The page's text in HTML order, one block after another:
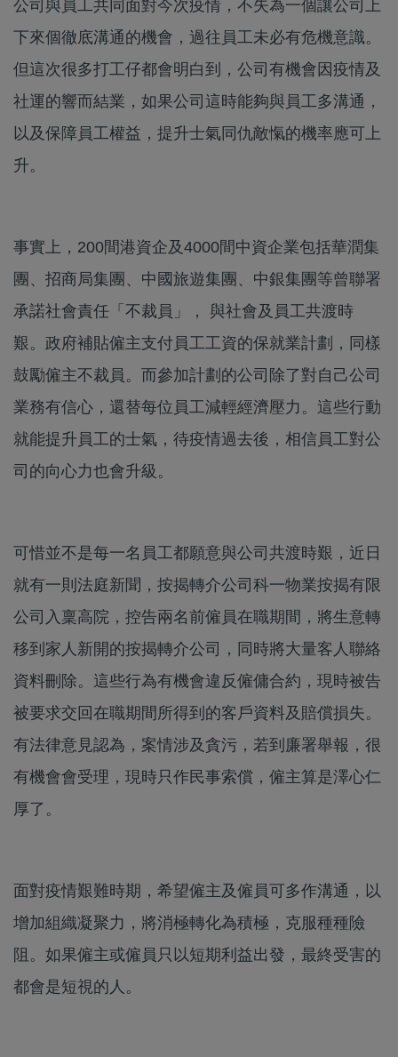
公司與員工共同面對今次疫情，不失為一個讓公司上
下來個徹底溝通的機會，過往員工未必有危機意識。
但這次很多打工仔都會明白到，公司有機會因疫情及
社運的響而結業，如果公司這時能夠與員工多溝通，
以及保障員工權益，提升士氣同仇敵愾的機率應可上
升。
事實上，200間港資企及4000間中資企業包括華潤集
團、招商局集團、中國旅遊集團、中銀集團等曾聯署
承諾社會責任「不裁員」， 與社會及員工共渡時
艱。政府補貼僱主支付員工工資的保就業計劃，同樣
鼓勵僱主不裁員。而參加計劃的公司除了對自己公司
業務有信心，還替每位員工減輕經濟壓力。這些行動
就能提升員工的士氣，待疫情過去後，相信員工對公
司的向心力也會升級。
可惜並不是每一名員工都願意與公司共渡時艱，近日
就有一則法庭新聞，按揭轉介公司科一物業按揭有限
公司入稟高院，控告兩名前僱員在職期間，將生意轉
移到家人新開的按揭轉介公司，同時將大量客人聯絡
資料刪除。這些行為有機會違反僱傭合約，現時被告
被要求交回在職期間所得到的客戶資料及賠償損失。
有法律意見認為，案情涉及貪污，若到廉署舉報，很
有機會會受理，現時只作民事索償，僱主算是澤心仁
厚了。
面對疫情艱難時期，希望僱主及僱員可多作溝通，以
增加組織凝聚力，將消極轉化為積極，克服種種險
阻。如果僱主或僱員只以短期利益出發，最終受害的
都會是短視的人。